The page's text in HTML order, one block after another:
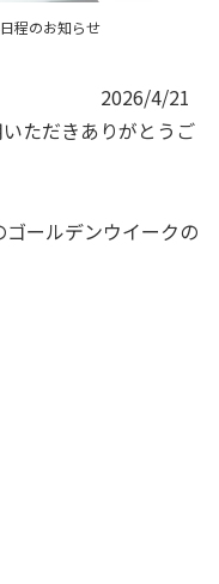
程のお知らせ
2026/4/21
ただきありがとうご
ールデンウイークの